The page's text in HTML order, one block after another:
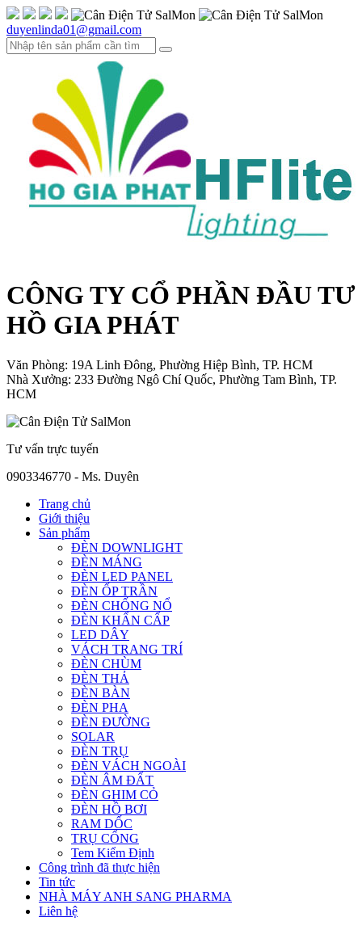
duyenlinda01@gmail.com
CÔNG TY CỔ PHẦN ĐẦU TƯ
HỒ GIA PHÁT
Văn Phòng: 19A Linh Đông, Phường Hiệp Bình, TP. HCM
Nhà Xưởng: 233 Đường Ngô Chí Quốc, Phường Tam Bình, TP.
HCM
Tư vấn trực tuyến
0903346770 - Ms. Duyên
Trang chủ
Giới thiệu
Sản phẩm
ĐÈN DOWNLIGHT
ĐÈN MÁNG
ĐÈN LED PANEL
ĐÈN ỐP TRẦN
ĐÈN CHỐNG NỔ
ĐÈN KHẨN CẤP
LED DÂY
VÁCH TRANG TRÍ
ĐÈN CHÙM
ĐÈN THẢ
ĐÈN BÀN
ĐÈN PHA
ĐÈN ĐƯỜNG
SOLAR
ĐÈN TRỤ
ĐÈN VÁCH NGOÀI
ĐÈN ÂM ĐẤT
ĐÈN GHIM CỎ
ĐÈN HỒ BƠI
RAM DỐC
TRỤ CỔNG
Tem Kiểm Định
Công trình đã thực hiện
Tin tức
NHÀ MÁY ANH SANG PHARMA
Liên hệ